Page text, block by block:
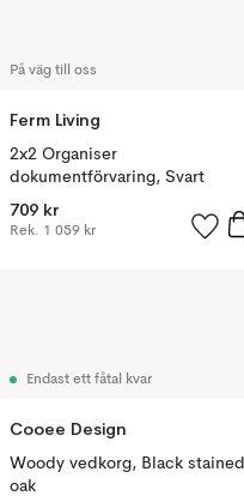
På väg till oss
Ferm Living
2x2 Organiser
dokumentförvaring, Svart
709 kr
Rek. 1 059 kr
Endast ett fåtal kvar
Cooee Design
Woody vedkorg, Black stained
oak